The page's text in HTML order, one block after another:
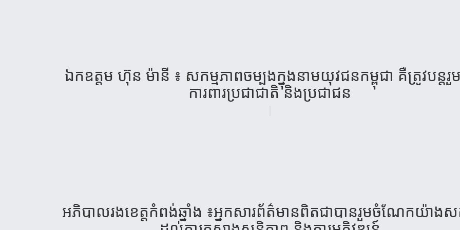
ឯកឧត្តម ហ៊ុន ម៉ានី ៖ សកម្មភាពចម្បងក្នុងនាមយុវជនកម្ពុជា គឺត្រូវបន្តរួម
ការពារប្រជាជាតិ និងប្រជាជន
អភិបាលរងខេត្តកំពង់ឆ្នាំង ៖អ្នកសារព័ត៌មានពិតជាបានរួមចំណែកយ៉ាងស